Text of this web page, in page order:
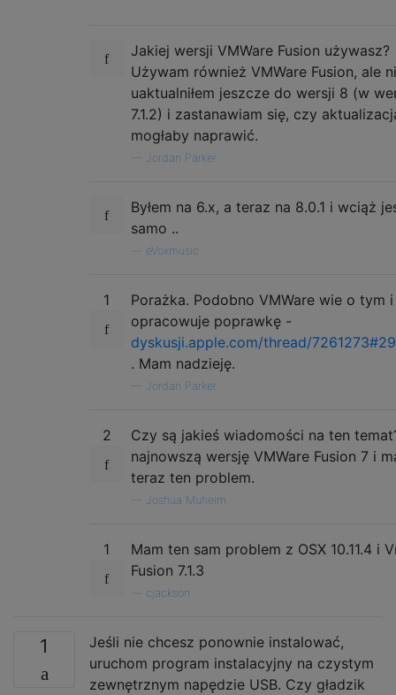
Jakiej wersji VMWare Fusion używasz?
Używam również VMWare Fusion, ale
uaktualniłem jeszcze do wersji 8 (w
7.1.2) i zastanawiam się, czy
mogłaby naprawić.
Jordan Parker
Byłem na 6.x, a teraz na 8.0.1 i wciąż
samo ..
eVoxmusic
1
Porażka. Podobno VMWare wie o tym i
opracowuje poprawkę -
dyskusji.apple.com/thread/
. Mam nadzieję.
Jordan Parker
2
Czy są jakieś wiadomości na ten
najnowszą wersję VMWare Fusion 7 i
teraz ten problem.
Joshua Muheim
1
Mam ten sam problem z OSX 10.11.4 i
Fusion 7.1.3
cjackson
1
Jeśli nie chcesz ponownie instalować,
uruchom program instalacyjny na czystym
zewnętrznym napędzie USB. Czy gładzik